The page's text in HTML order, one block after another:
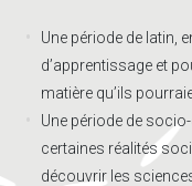
Une période de latin,
d’apprentissage et
matière qu’ils
Une période de
certaines réalités
découvrir les